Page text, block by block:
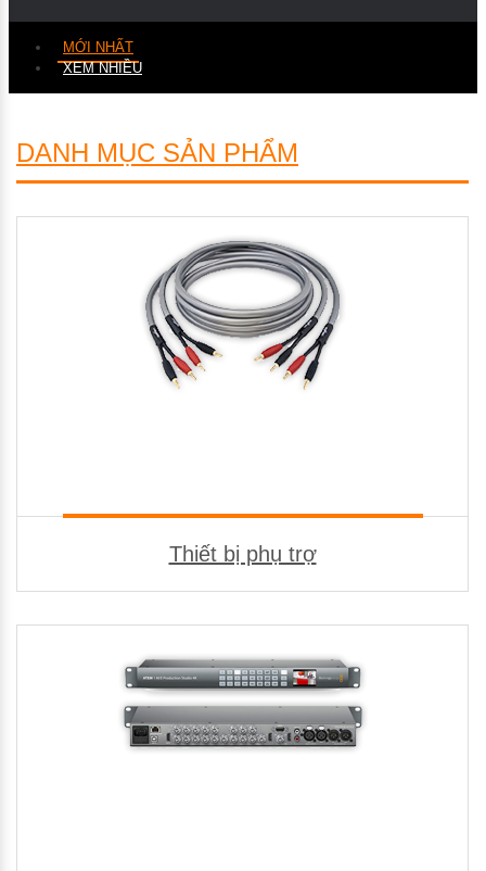
MỚI NHẤT
XEM NHIỀU
DANH MỤC SẢN PHẨM
BLACKMAGIC DESIGN
CANARE
CREATIVE DYNACORE
Thiết bị phụ trợ